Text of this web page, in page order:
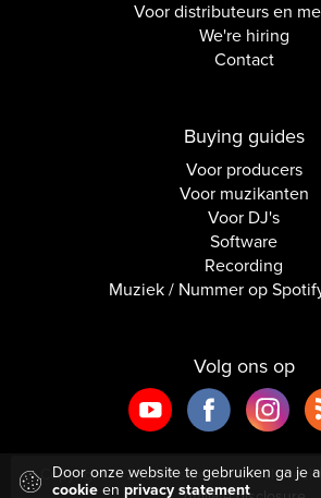
Door onze website te gebruiken ga je
cookie en privacy statement
Voor distributeurs en
We're hiring
Contact
Buying guides
Voor producers
Voor muzikanten
Voor DJ's
Software
Recording
Muziek / Nummer op
Volg ons op
Copyright © 2026 Inside Audio. Alle